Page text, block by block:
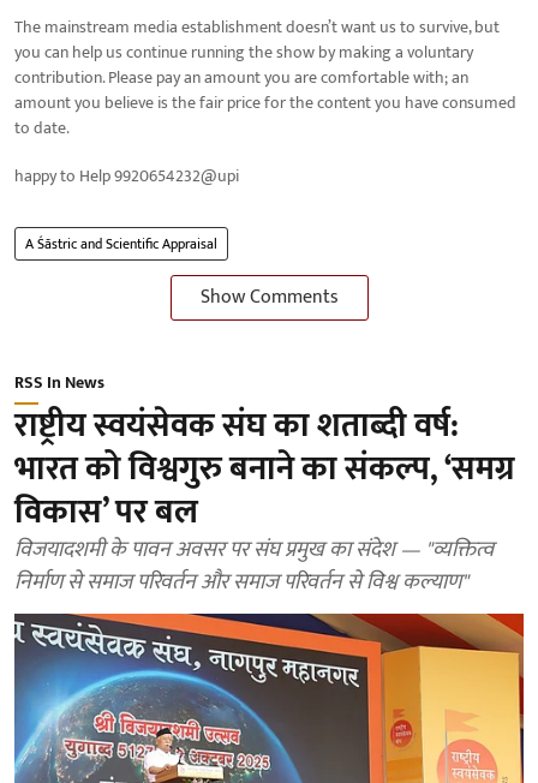
The mainstream media establishment doesn’t want us to survive, but
you can help us continue running the show by making a voluntary
contribution. Please pay an amount you are comfortable with; an
amount you believe is the fair price for the content you have consumed
to date.
happy to Help 9920654232@upi
A Śāstric and Scientific Appraisal
Show Comments
RSS In News
राष्ट्रीय स्वयंसेवक संघ का शताब्दी वर्ष:
भारत को विश्वगुरु बनाने का संकल्प, ‘समग्र
विकास’ पर बल
विजयादशमी के पावन अवसर पर संघ प्रमुख का संदेश — "व्यक्तित्व
निर्माण से समाज परिवर्तन और समाज परिवर्तन से विश्व कल्याण"